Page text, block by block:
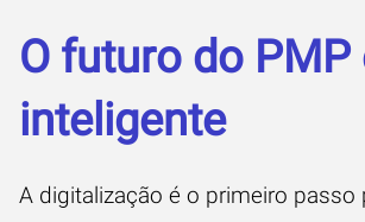
O futuro do PMP
inteligente
A digitalização é o primeiro passo